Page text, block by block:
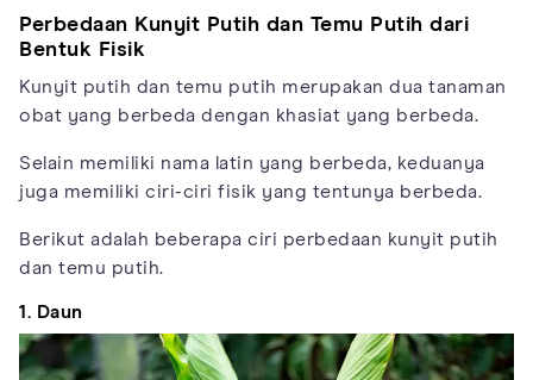
Perbedaan Kunyit Putih dan Temu Putih dari
Bentuk Fisik
Kunyit putih dan temu putih merupakan dua tanaman
obat yang berbeda dengan khasiat yang berbeda.
Selain memiliki nama latin yang berbeda, keduanya
juga memiliki ciri-ciri fisik yang tentunya berbeda.
Berikut adalah beberapa ciri perbedaan kunyit putih
dan temu putih.
1. Daun